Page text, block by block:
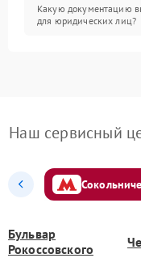
Какую документацию
для юридических лиц?
Наш сервисный
Бульвар
Рокоссовского